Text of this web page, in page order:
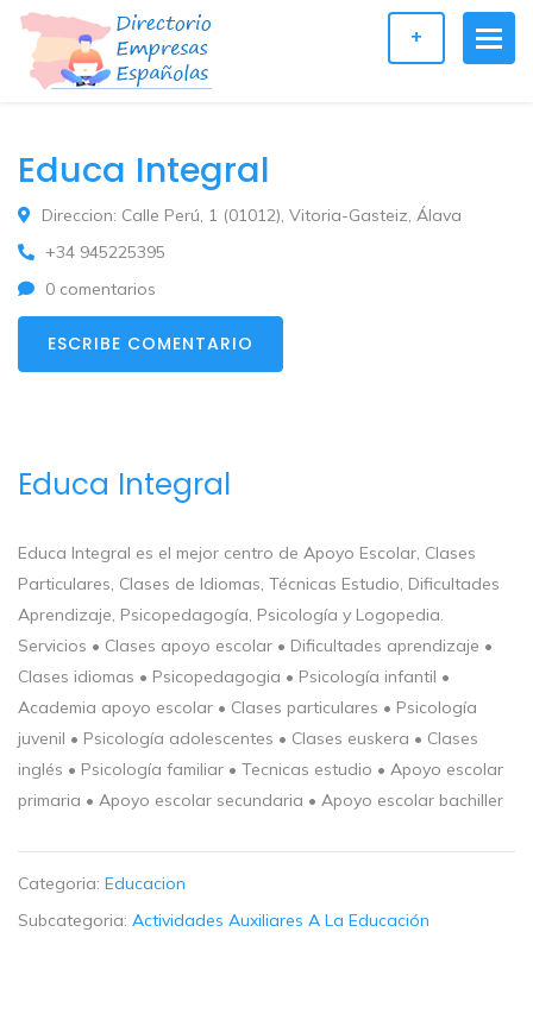
+
Educa Integral
Direccion: Calle Perú, 1 (01012), Vitoria-Gasteiz, Álava
+34 945225395
0 comentarios
ESCRIBE COMENTARIO
Educa Integral
Educa Integral es el mejor centro de Apoyo Escolar, Clases
Particulares, Clases de Idiomas, Técnicas Estudio, Dificultades
Aprendizaje, Psicopedagogía, Psicología y Logopedia.
Servicios • Clases apoyo escolar • Dificultades aprendizaje •
Clases idiomas • Psicopedagogia • Psicología infantil •
Academia apoyo escolar • Clases particulares • Psicología
juvenil • Psicología adolescentes • Clases euskera • Clases
inglés • Psicología familiar • Tecnicas estudio • Apoyo escolar
primaria • Apoyo escolar secundaria • Apoyo escolar bachiller
Categoria: Educacion
Subcategoria: Actividades Auxiliares A La Educación